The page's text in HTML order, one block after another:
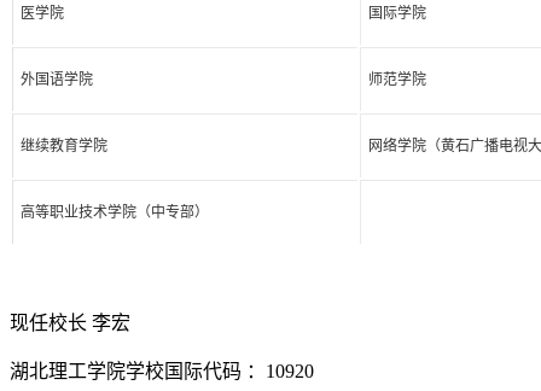
医学院 国际学院
外国语学院 师范学院
继续教育学院 网络学院（黄石广播电视
高等职业技术学院（中专部）
现任校长 李宏
湖北理工学院学校国际代码 ：10920